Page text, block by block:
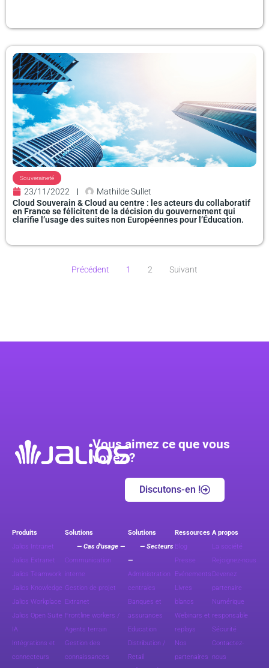
Souveraineté
23/11/2022
Mathilde Sullet
Cloud Souverain & Cloud au centre : les acteurs du collaboratif
en France se félicitent de la décision du gouvernement qui
clarifie l’usage des suites non Européennes pour l’Éducation.
Précédent 1 2 Suivant
Vous aimez ce que vous
voyez ?
Discutons-en !
Produits
Jalios Intranet
Jalios Extranet
Jalios Teamwork
Jalios Knowledge
Jalios Workplace
Jalios Open Suite
IA
Intégrations et
connecteurs
Solutions
— Cas d’usage —
Communication
interne
Gestion de projet
Extranet
Frontline workers /
Agents terrain
Gestion des
connaissances
Solutions
— Secteurs
—
Administration
centrales
Banques et
assurances
Education
Distribution /
Retail
Ressources
Blog
Presse
Evénements
Livres
blancs
Webinars et
replays
Nos
partenaires
A propos
La société
Rejoignez-nous
Devenez
partenaire
Numérique
responsable
Sécurité
Contactez-
nous